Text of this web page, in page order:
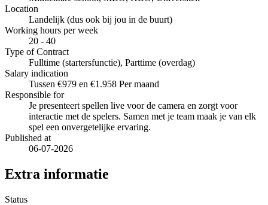
Location
Landelijk (dus ook bij jou in de buurt)
Working hours per week
20 - 40
Type of Contract
Fulltime (startersfunctie), Parttime (overdag)
Salary indication
Tussen €979 en €1.958 Per maand
Responsible for
Je presenteert spellen live voor de camera en zorgt voor
interactie met de spelers. Samen met je team maak je van elk
spel een onvergetelijke ervaring.
Published at
06-07-2026
Extra informatie
Status